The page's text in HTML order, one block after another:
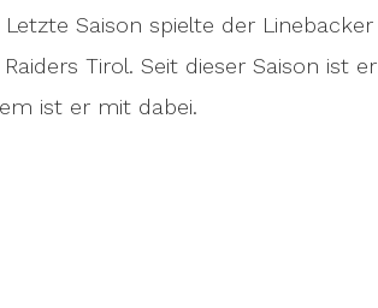
Saison spielte der Linebacker
Tirol. Seit dieser Saison ist er
ist er mit dabei.